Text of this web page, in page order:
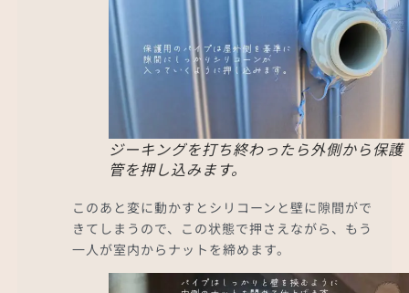
ジーキングを打ち終わったら外側から保護
管を押し込みます。
このあと変に動かすとシリコーンと壁に隙間がで
きてしまうので、この状態で押さえながら、もう
一人が室内からナットを締めます。